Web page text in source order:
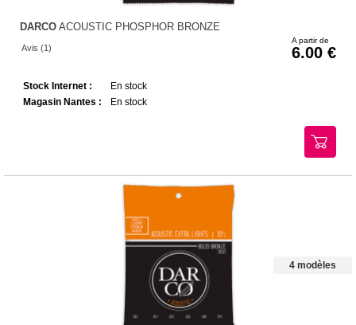
DARCO ACOUSTIC PHOSPHOR BRONZE
Avis (1)
A partir de
6.00
Stock Internet :
En stock
Magasin Nantes :
En stock
4 modèles